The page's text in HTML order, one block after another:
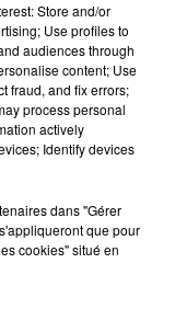
CHRISTOPHE
A
Store and/or
Use profiles to
audiences through
content; Use
fraud, and fix errors;
process personal
actively
Identify devices
dans "Gérer
que pour
cookies" situé en